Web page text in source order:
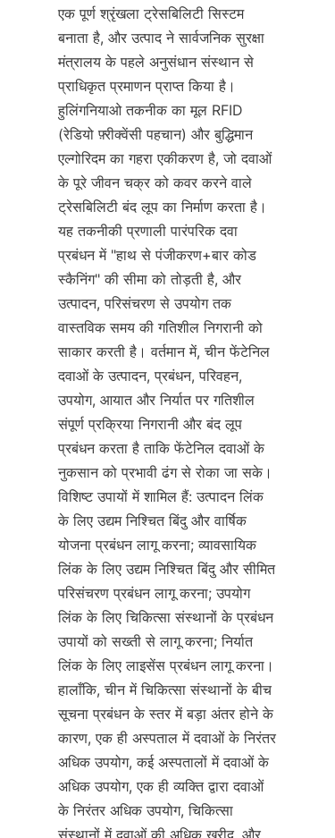
एक पूर्ण श्रृंखला ट्रेसबिलिटी सिस्टम
बनाता है, और उत्पाद ने सार्वजनिक सुरक्षा
मंत्रालय के पहले अनुसंधान संस्थान से
प्राधिकृत प्रमाणन प्राप्त किया है।
हुलिंगनियाओ तकनीक का मूल RFID
(रेडियो फ़्रीक्वेंसी पहचान) और बुद्धिमान
एल्गोरिदम का गहरा एकीकरण है, जो दवाओं
के पूरे जीवन चक्र को कवर करने वाले
ट्रेसबिलिटी बंद लूप का निर्माण करता है।
यह तकनीकी प्रणाली पारंपरिक दवा
प्रबंधन में "हाथ से पंजीकरण+बार कोड
स्कैनिंग" की सीमा को तोड़ती है, और
उत्पादन, परिसंचरण से उपयोग तक
वास्तविक समय की गतिशील निगरानी को
साकार करती है। वर्तमान में, चीन फेंटेनिल
दवाओं के उत्पादन, प्रबंधन, परिवहन,
उपयोग, आयात और निर्यात पर गतिशील
संपूर्ण प्रक्रिया निगरानी और बंद लूप
प्रबंधन करता है ताकि फेंटेनिल दवाओं के
नुकसान को प्रभावी ढंग से रोका जा सके।
विशिष्ट उपायों में शामिल हैं: उत्पादन लिंक
के लिए उद्यम निश्चित बिंदु और वार्षिक
योजना प्रबंधन लागू करना; व्यावसायिक
लिंक के लिए उद्यम निश्चित बिंदु और सीमित
परिसंचरण प्रबंधन लागू करना; उपयोग
लिंक के लिए चिकित्सा संस्थानों के प्रबंधन
उपायों को सख्ती से लागू करना; निर्यात
लिंक के लिए लाइसेंस प्रबंधन लागू करना।
हालाँकि, चीन में चिकित्सा संस्थानों के बीच
सूचना प्रबंधन के स्तर में बड़ा अंतर होने के
कारण, एक ही अस्पताल में दवाओं के निरंतर
अधिक उपयोग, कई अस्पतालों में दवाओं के
अधिक उपयोग, एक ही व्यक्ति द्वारा दवाओं
के निरंतर अधिक उपयोग, चिकित्सा
संस्थानों में दवाओं की अधिक खरीद, और